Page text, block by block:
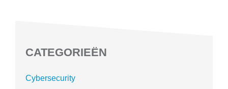
CATEGORIEËN
Cybersecurity